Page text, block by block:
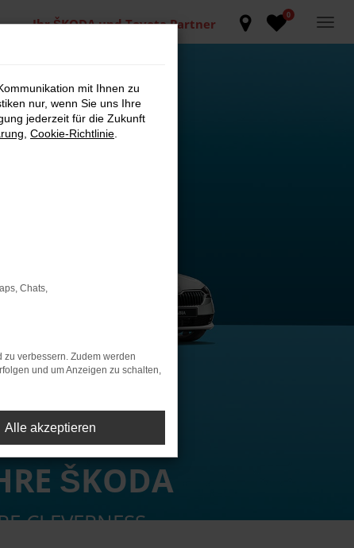
0
Ihr ŠKODA und Toyota Partner
ŠKODA
CLEVERNESS
mit Ihnen zu
nur, wenn Sie uns Ihre
jederzeit für die Zukunft
Cookie-Richtlinie
Chats,
verbessern. Zudem werden
und um Anzeigen zu schalten,
Alle akzeptieren